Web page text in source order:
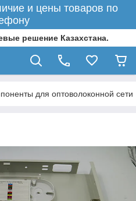
и цены товаров по
решение Казахстана.
для оптоволоконной сети